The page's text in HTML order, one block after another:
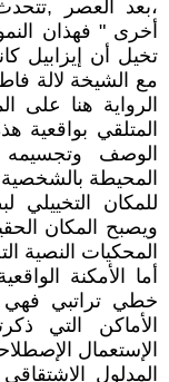
،بعد العصر
أخرى " فهذان
تخيل أن إيزابيل
مع الشيخة لالة
الرواية هنا على
المتلقي بواقعية
الوصف وتجسيمه
المحيطة بالشخصية
للمكان التخييلي
ويصبح المكان
المحكيات النصية
أما الأمكنة
خطي تراتبي فهي
الأماكن التي
الإستعمال
المدلول